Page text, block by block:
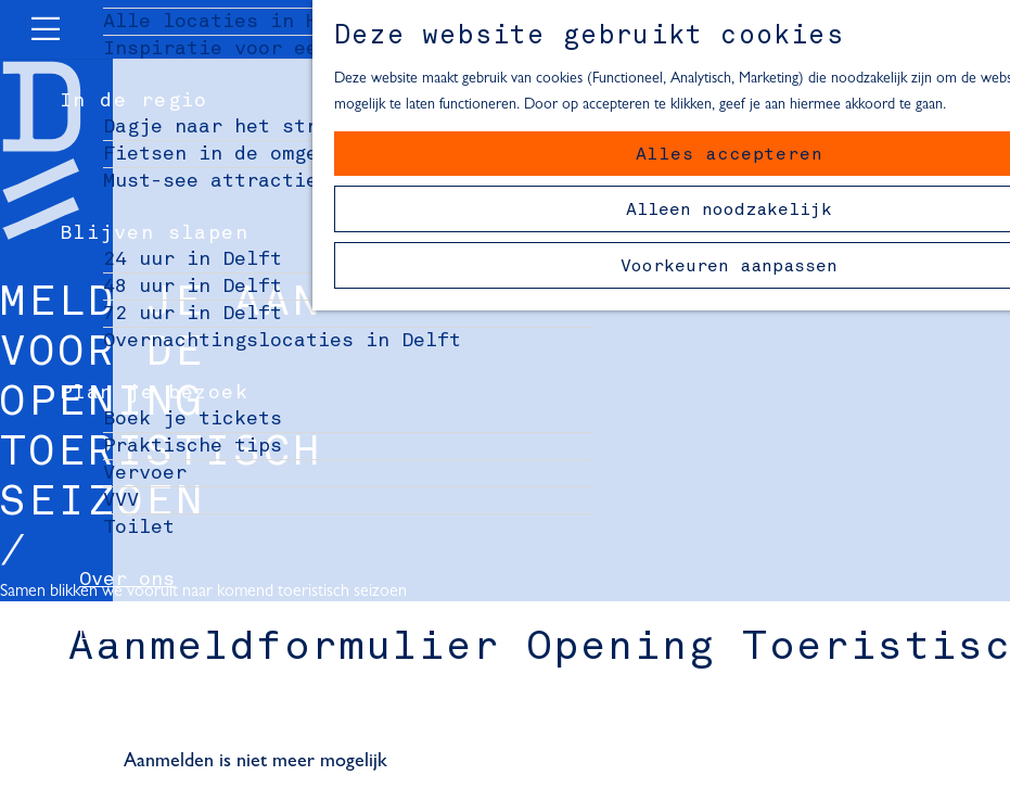
Deze website gebruikt cookies
Deze website maakt gebruik van cookies (Functioneel, Analytisch, Marketing) die noodzakelijk zijn om de
mogelijk te laten functioneren. Door op accepteren te klikken, geef je aan hiermee akkoord te gaan.
Alles accepteren
Alleen noodzakelijk
Voorkeuren aanpassen
M
e
u
Alle locaties in Hartje Delft
Inspiratie voor een dagje Delft
In de regio
Dagje naar het strand
Fietsen in de omgeving van Delft
Must-see attracties in de buurt van Delft
Blijven slapen
24 uur in Delft
48 uur in Delft
72 uur in Delft
Overnachtingslocaties in Delft
Plan je bezoek
Boek je tickets
Praktische tips
Vervoer
VVV
Toilet
Over ons
Nieuws
MELD JE AAN
VOOR DE
OPENING
TOERISTISCH
SEIZOEN
Samen blikken we vooruit naar komend toeristisch seizoen
Aanmeldformulier Opening
Aanmelden is niet meer mogelijk